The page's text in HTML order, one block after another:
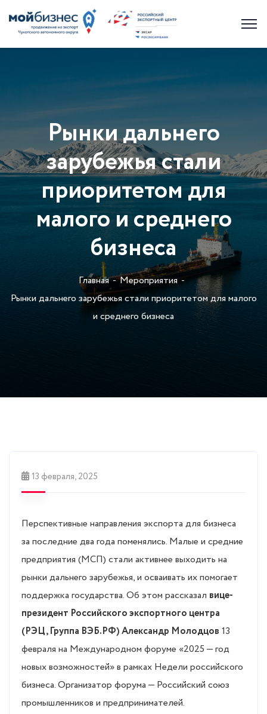
Рынки дальнего
зарубежья стали
приоритетом для
малого и среднего
бизнеса
Главная
Мероприятия
Рынки дальнего зарубежья стали приоритетом для малого
и среднего бизнеса
13 февраля, 2025
Перспективные направления экспорта для бизнеса
за последние два года поменялись. Малые и средние
предприятия (МСП) стали активнее выходить на
рынки дальнего зарубежья, и осваивать их помогает
поддержка государства. Об этом рассказал вице-
президент Российского экспортного центра
(РЭЦ, Группа ВЭБ.РФ) Александр Молодцов 13
февраля на Международном форуме «2025 — год
новых возможностей» в рамках Недели российского
бизнеса. Организатор форума — Российский союз
промышленников и предпринимателей.